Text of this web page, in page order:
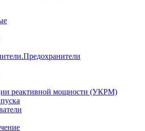
реактивной мощности (УКРМ)